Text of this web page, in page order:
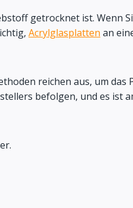
getrocknet ist. Wenn
Acrylglasplatten an
reichen aus, um das
befolgen, und es ist